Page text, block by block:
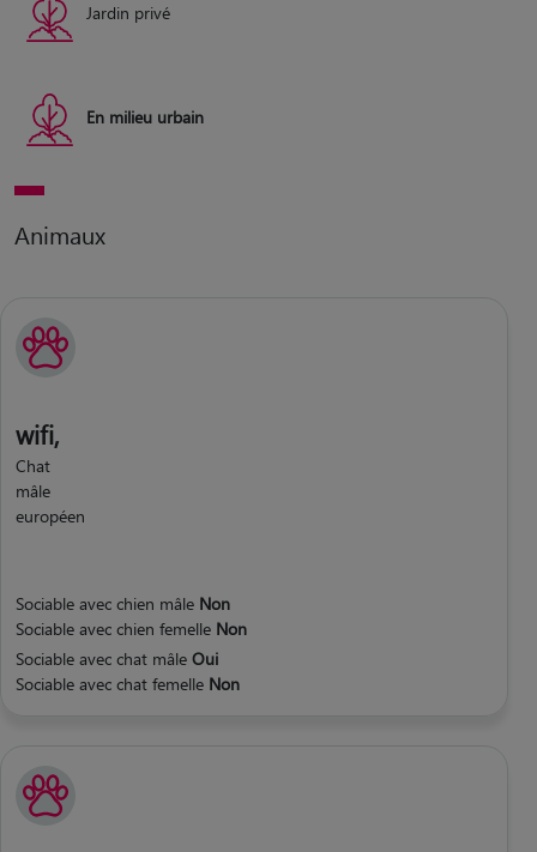
Jardin privé
En milieu urbain
Animaux
wifi,
Chat
mâle
européen
Sociable avec chien mâle Non
Sociable avec chien femelle Non
Sociable avec chat mâle Oui
Sociable avec chat femelle Non